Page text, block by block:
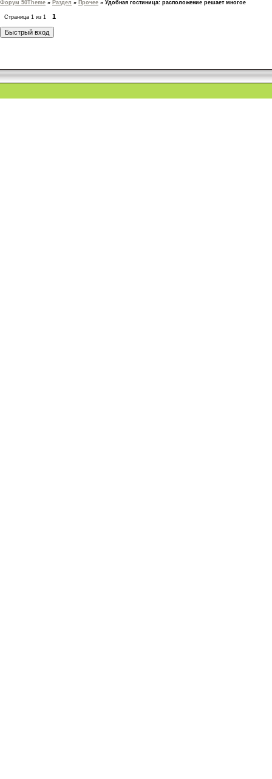
Форум 50Theme » Раздел » Прочее » Удобная гостиница: расположение решает многое
Страница 1 из 1 1